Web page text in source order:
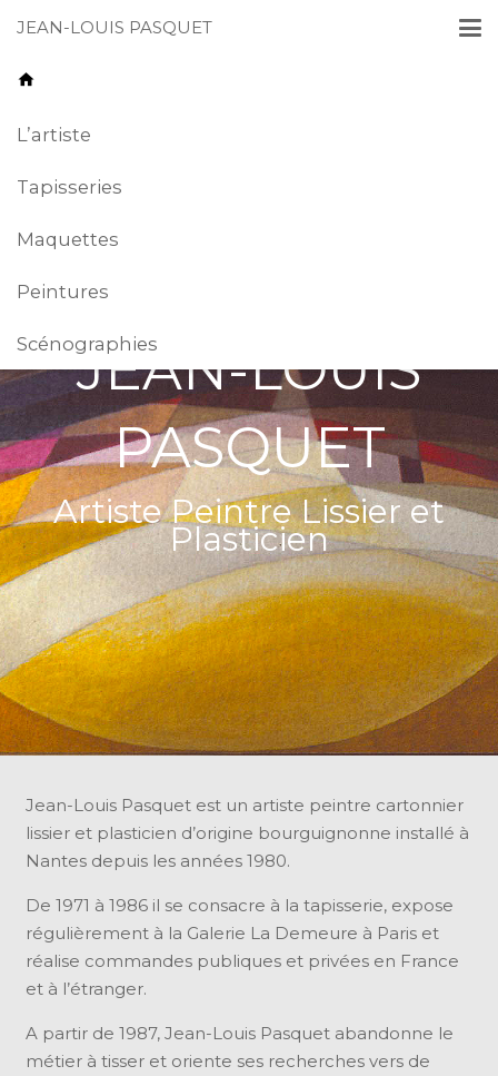
JEAN-LOUIS PASQUET
home
L’artiste
Tapisseries
Maquettes
Peintures
Scénographies
JEAN-LOUIS
PASQUET
Artiste Peintre Lissier et
Plasticien
Jean-Louis Pasquet est un artiste peintre cartonnier
lissier et plasticien d’origine bourguignonne installé à
Nantes depuis les années 1980.
De 1971 à 1986 il se consacre à la tapisserie, expose
régulièrement à la Galerie La Demeure à Paris et
réalise commandes publiques et privées en France
et à l’étranger.
A partir de 1987, Jean-Louis Pasquet abandonne le
métier à tisser et oriente ses recherches vers de